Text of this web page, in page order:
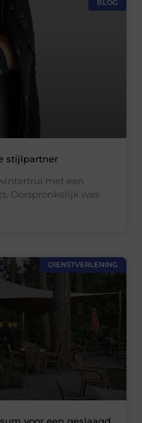
BLOG
stijlpartner
met een
Oorspronkelijk was
DIENSTVERLENING
voor een geslaagd